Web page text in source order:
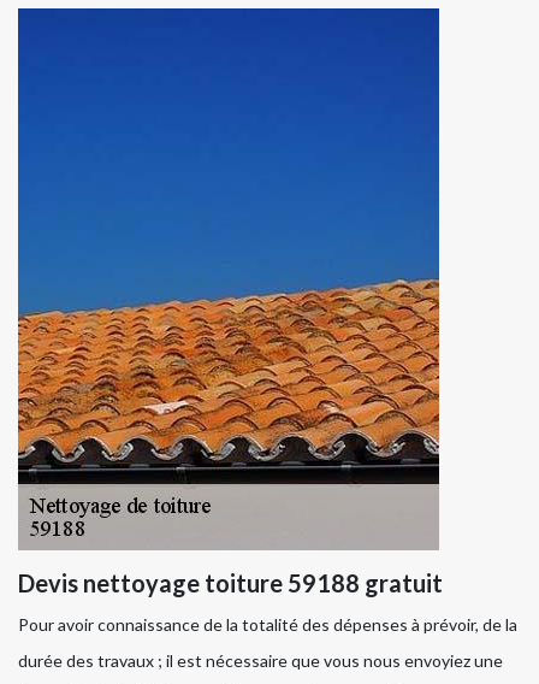
Devis nettoyage toiture 59188 gratuit
Pour avoir connaissance de la totalité des dépenses à prévoir, de la
durée des travaux ; il est nécessaire que vous nous envoyiez une